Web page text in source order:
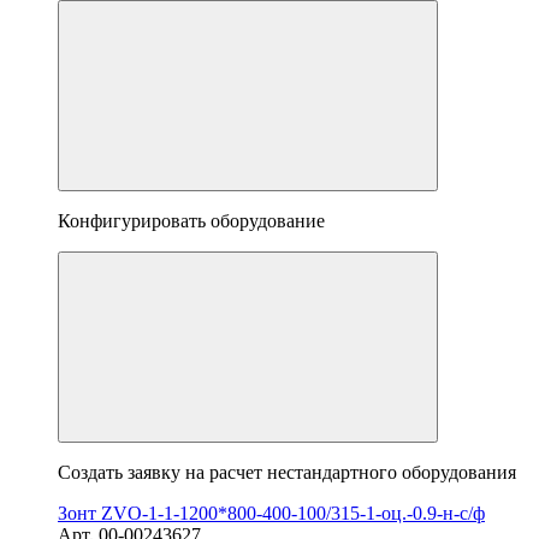
Конфигурировать оборудование
Создать заявку на расчет нестандартного оборудования
Зонт ZVO-1-1-1200*800-400-100/315-1-оц.-0.9-н-с/ф